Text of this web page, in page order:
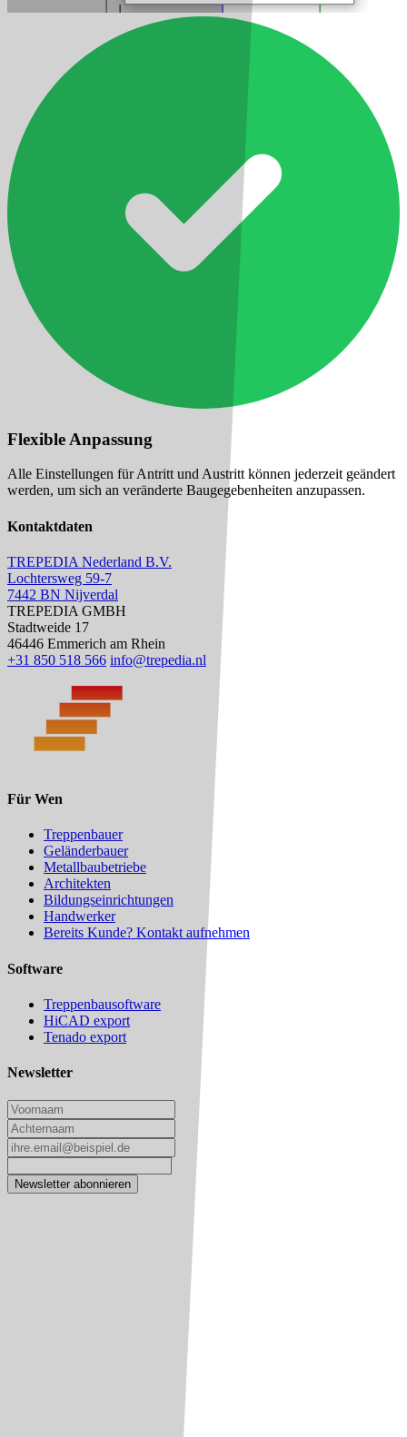
Flexible Anpassung
Alle Einstellungen für Antritt und Austritt können jederzeit geändert
werden, um sich an veränderte Baugegebenheiten anzupassen.
Kontaktdaten
TREPEDIA Nederland B.V.
Lochtersweg 59-7
7442 BN Nijverdal
TREPEDIA GMBH
Stadtweide 17
46446 Emmerich am Rhein
+31 850 518 566 info@trepedia.nl
Für Wen
Treppenbauer
Geländerbauer
Metallbaubetriebe
Architekten
Bildungseinrichtungen
Handwerker
Bereits Kunde? Kontakt aufnehmen
Software
Treppenbausoftware
HiCAD export
Tenado export
Newsletter
Newsletter abonnieren